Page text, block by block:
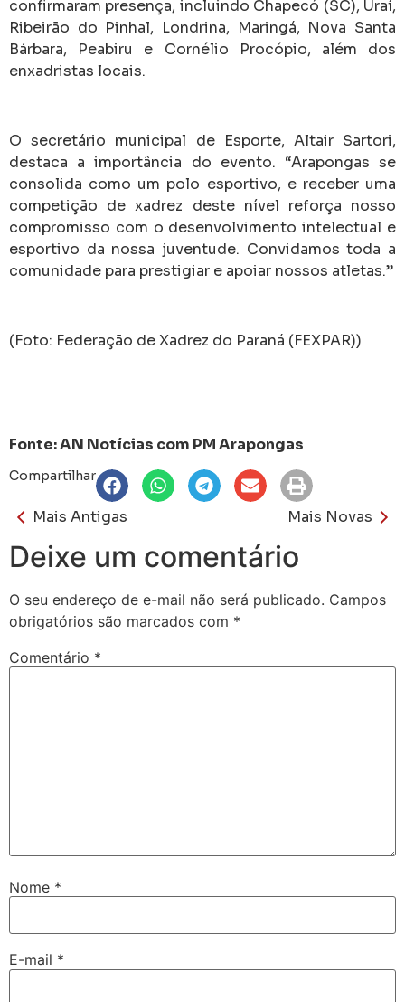
confirmaram presença, incluindo Chapecó (SC), Uraí,
Ribeirão do Pinhal, Londrina, Maringá, Nova Santa
Bárbara, Peabiru e Cornélio Procópio, além dos
enxadristas locais.
O secretário municipal de Esporte, Altair Sartori,
destaca a importância do evento. “Arapongas se
consolida como um polo esportivo, e receber uma
competição de xadrez deste nível reforça nosso
compromisso com o desenvolvimento intelectual e
esportivo da nossa juventude. Convidamos toda a
comunidade para prestigiar e apoiar nossos atletas.”
(Foto: Federação de Xadrez do Paraná (FEXPAR))
Fonte: AN Notícias com PM Arapongas
Compartilhar
Mais Antigas Mais Novas
Deixe um comentário
O seu endereço de e-mail não será publicado. Campos
obrigatórios são marcados com *
Comentário *
Nome *
E-mail *